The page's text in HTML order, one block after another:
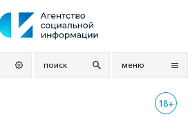
поиск меню
18+